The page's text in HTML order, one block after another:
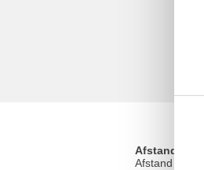
Afstand
Afstand indkøb